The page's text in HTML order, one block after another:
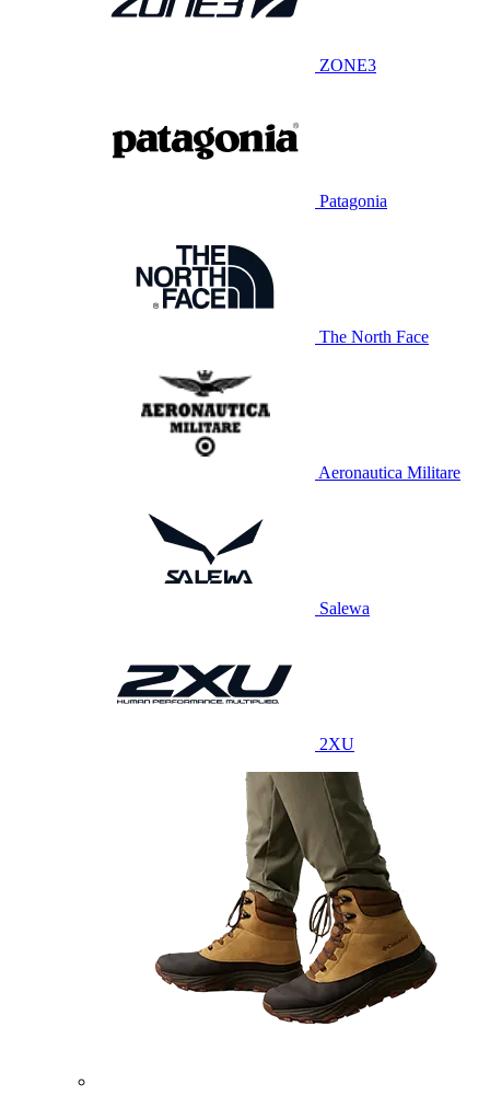
ZONE3
Patagonia
The North Face
Aeronautica Militare
Salewa
2XU